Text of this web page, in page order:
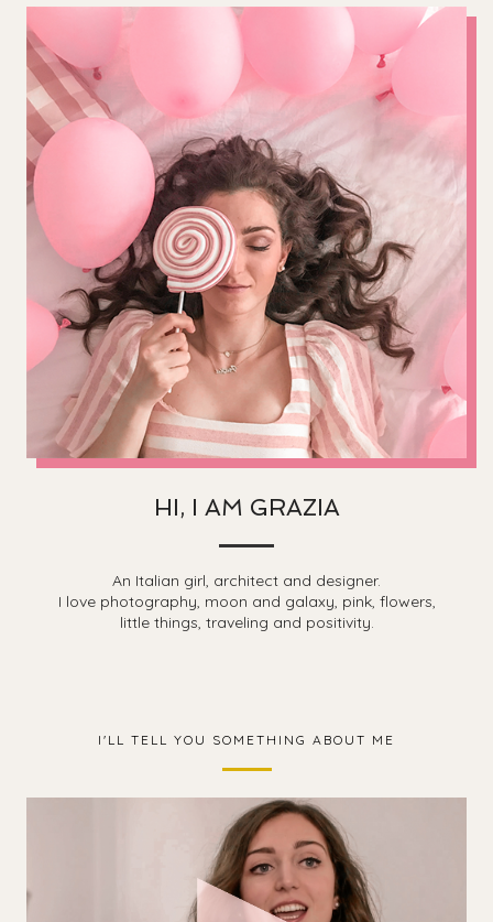
HI, I AM GRAZIA
An Italian girl, architect and designer.
I love photography, moon and galaxy, pink, flowers,
little things, traveling and positivity.
I'LL TELL YOU SOMETHING ABOUT ME